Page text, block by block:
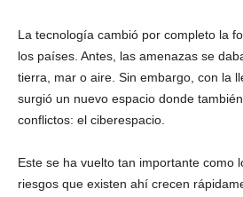
La tecnología cambió por completo la
los países. Antes, las amenazas se
tierra, mar o aire. Sin embargo, con la
surgió un nuevo espacio donde
conflictos: el ciberespacio.
Este se ha vuelto tan importante como
riesgos que existen ahí crecen